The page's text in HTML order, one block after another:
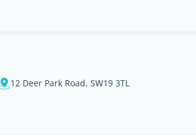
12 Deer Park Road, SW19 3TL